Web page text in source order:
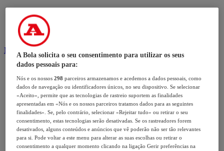
Modalidades
A Bola solicita o seu consentimento para utilizar os seus
dados pessoais para:
Nós e os nossos298 parceiros armazenamos e acedemos a dados pessoais, como
dados de navegação ou identificadores únicos, no seu dispositivo. Se selecionar
«Aceito», permite que as tecnologias de rastreio suportem as finalidades
apresentadas em «Nós e os nossos parceiros tratamos dados para as seguintes
finalidades». Se, pelo contrário, selecionar «Rejeitar tudo» ou retirar o seu
consentimento, estas tecnologias serão desativadas. Se os rastreadores forem
desativados, alguns conteúdos e anúncios que vê poderão não ser tão relevantes
para si. Pode voltar a este menu para alterar as suas escolhas ou retirar o
consentimento a qualquer momento clicando na ligação Gerir preferências na